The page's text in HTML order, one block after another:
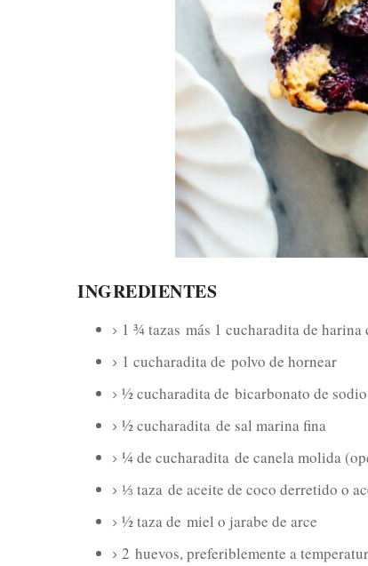
INGREDIENTES
1 ¾ tazas más 1 cucharadita de
1 cucharadita de polvo de hornear
½ cucharadita de bicarbonato de sodio
½ cucharadita de sal marina fina
¼ de cucharadita de canela molida
⅓ taza de aceite de coco derretido o
½ taza de miel o jarabe de arce
2 huevos, preferiblemente a